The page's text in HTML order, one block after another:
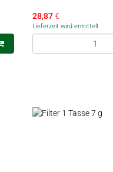
28,87€
Lieferzeit wird ermittelt